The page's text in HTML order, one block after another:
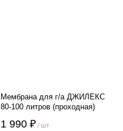
Мембрана для г/а ДЖИЛЕКС
80-100 литров (проходная)
1 990 ₽ / шт